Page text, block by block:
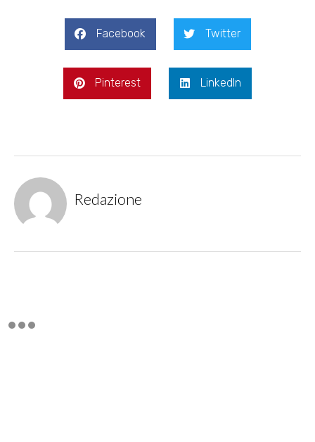
Facebook Twitter
Pinterest LinkedIn
Redazione